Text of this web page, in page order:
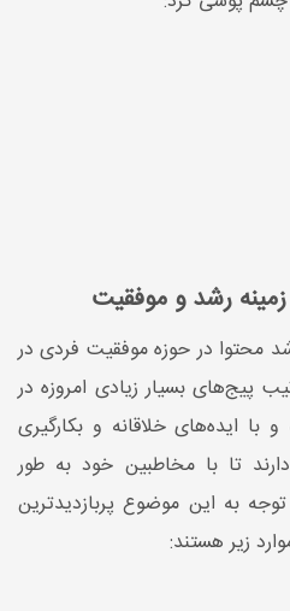
رشد و موفقیت
محتوا در حوزه موفقیت فردی در
پیج‌های بسیار زیادی امروزه در
با ایده‌های خلاقانه و بکارگیری
تا با مخاطبین خود به طور
توجه به این موضوع پربازدیدترین
زیر هستند: